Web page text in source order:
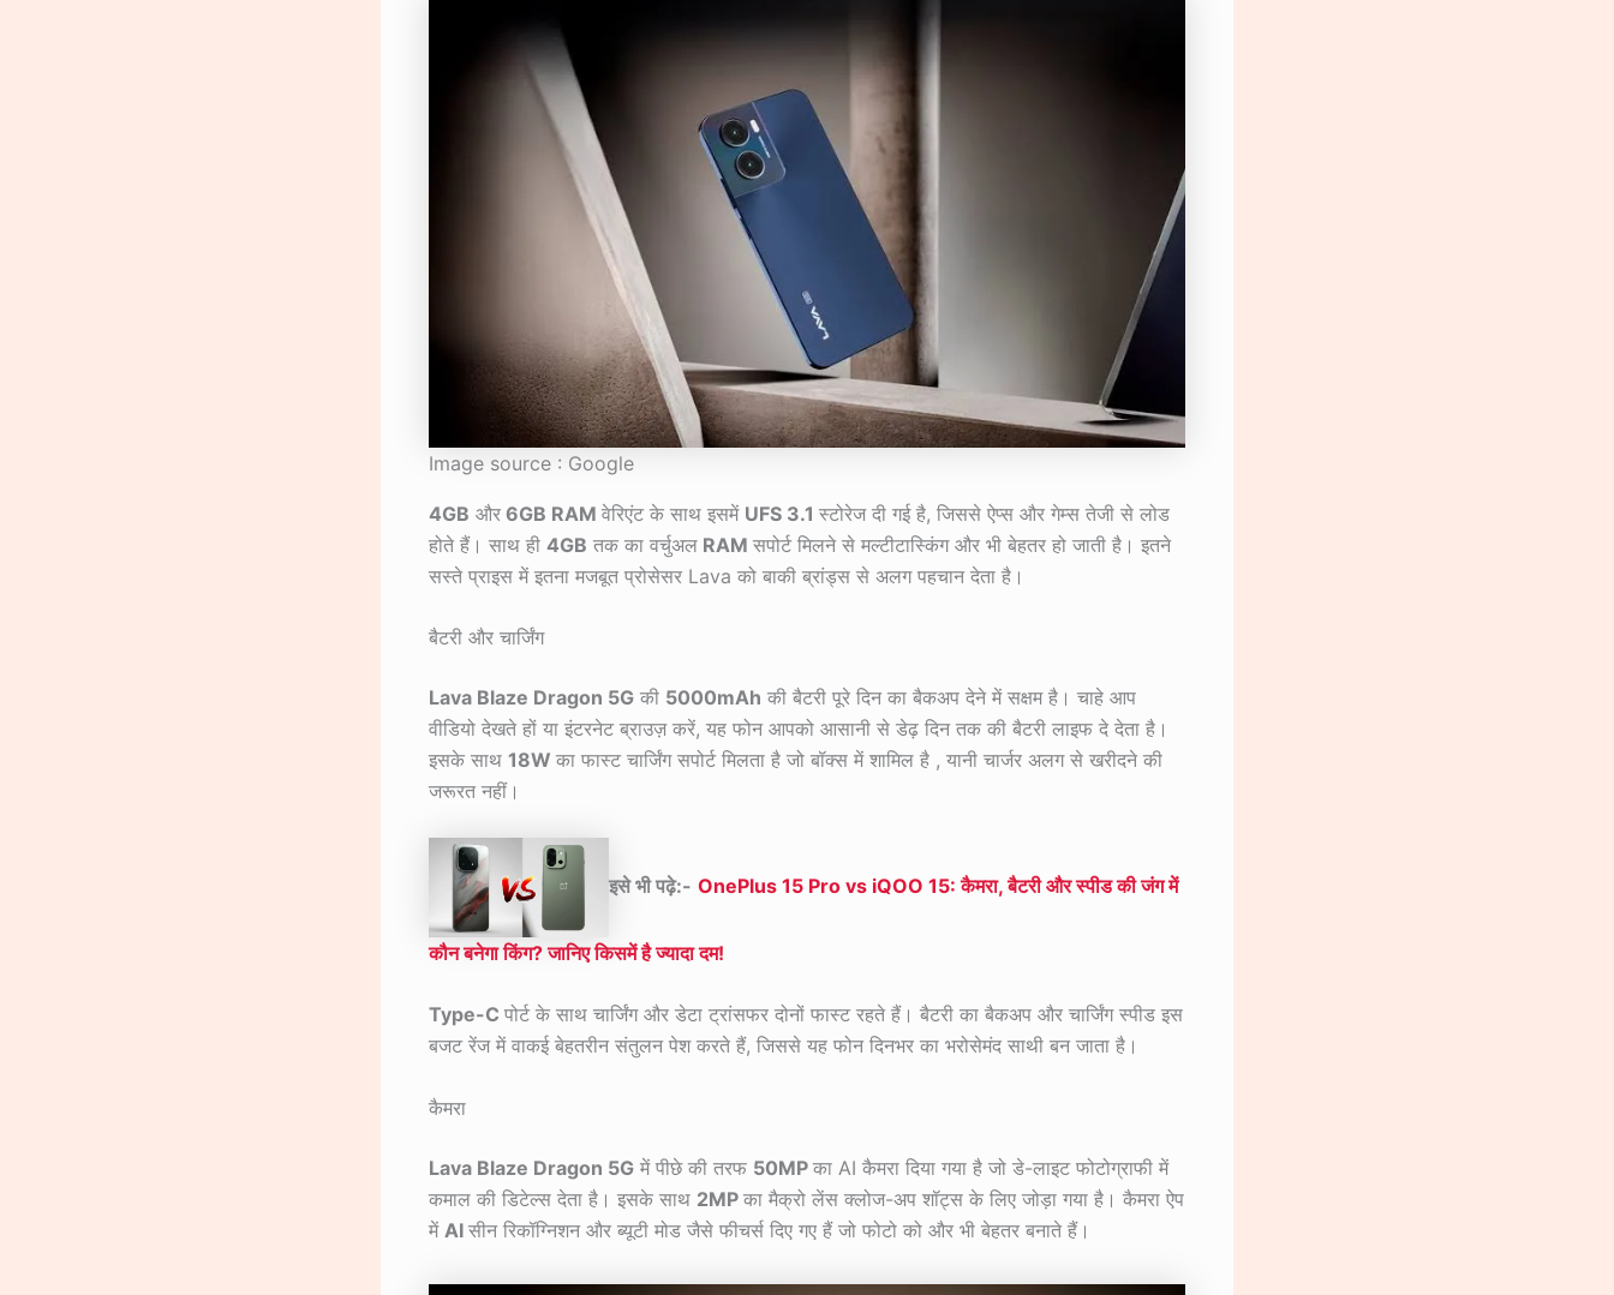
Image source : Google
4GB और 6GB RAM वेरिएंट के साथ इसमें UFS 3.1 स्टोरेज दी गई है, जिससे ऐप्स और गेम्स तेजी से लोड
होते हैं। साथ ही 4GB तक का वर्चुअल RAM सपोर्ट मिलने से मल्टीटास्किंग और भी बेहतर हो जाती है। इतने
सस्ते प्राइस में इतना मजबूत प्रोसेसर Lava को बाकी ब्रांड्स से अलग पहचान देता है।
बैटरी और चार्जिंग
Lava Blaze Dragon 5G की 5000mAh की बैटरी पूरे दिन का बैकअप देने में सक्षम है। चाहे आप
वीडियो देखते हों या इंटरनेट ब्राउज़ करें, यह फोन आपको आसानी से डेढ़ दिन तक की बैटरी लाइफ दे देता है।
इसके साथ 18W का फास्ट चार्जिंग सपोर्ट मिलता है जो बॉक्स में शामिल है , यानी चार्जर अलग से खरीदने की
जरूरत नहीं।
इसे भी पढ़े:- OnePlus 15 Pro vs iQOO 15: कैमरा, बैटरी और स्पीड की जंग में
कौन बनेगा किंग? जानिए किसमें है ज्यादा दम!
Type-C पोर्ट के साथ चार्जिंग और डेटा ट्रांसफर दोनों फास्ट रहते हैं। बैटरी का बैकअप और चार्जिंग स्पीड इस
बजट रेंज में वाकई बेहतरीन संतुलन पेश करते हैं, जिससे यह फोन दिनभर का भरोसेमंद साथी बन जाता है।
कैमरा
Lava Blaze Dragon 5G में पीछे की तरफ 50MP का AI कैमरा दिया गया है जो डे-लाइट फोटोग्राफी में
कमाल की डिटेल्स देता है। इसके साथ 2MP का मैक्रो लेंस क्लोज-अप शॉट्स के लिए जोड़ा गया है। कैमरा ऐप
में AI सीन रिकॉग्निशन और ब्यूटी मोड जैसे फीचर्स दिए गए हैं जो फोटो को और भी बेहतर बनाते हैं।